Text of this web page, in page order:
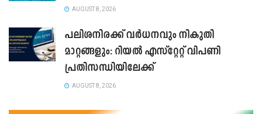
AUGUST 8, 2026
പലിശനിരക്ക് വർധനവും നികുതി
മാറ്റങ്ങളും: റിയൽ എസ്റ്റേറ്റ് വിപണി
പ്രതിസന്ധിയിലേക്ക്
AUGUST 8, 2026